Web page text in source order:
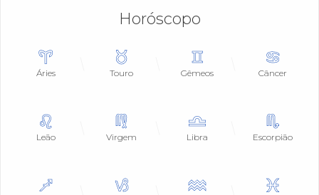
Horóscopo
Áries Touro Gêmeos Câncer
Leão Virgem Libra Escorpião